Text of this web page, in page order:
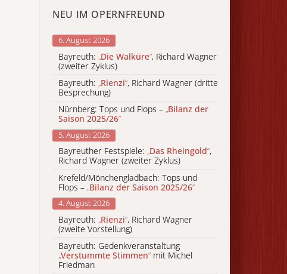
NEU IM OPERNFREUND
6. August 2026
Bayreuth: „Die Walküre“, Richard Wagner
(zweiter Zyklus)
Bayreuth: „Rienzi“, Richard Wagner (dritte
Besprechung)
Nürnberg: Tops und Flops – „Bilanz der
Saison 2025/26“
5. August 2026
Bayreuther Festspiele: „Das Rheingold“,
Richard Wagner (zweiter Zyklus)
Krefeld/Mönchengladbach: Tops und
Flops – „Bilanz der Saison 2025/26“
4. August 2026
Bayreuth: „Rienzi“, Richard Wagner
(zweite Vorstellung)
Bayreuth: Gedenkveranstaltung
„Verstummte Stimmen“ mit Michel
Friedman